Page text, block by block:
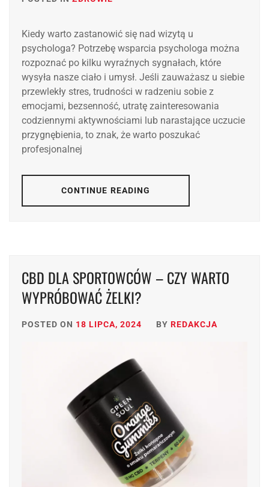
Kiedy warto zastanowić się nad wizytą u
psychologa? Potrzebę wsparcia psychologa można
rozpoznać po kilku wyraźnych sygnałach, które
wysyła nasze ciało i umysł. Jeśli zauważasz u siebie
przewlekły stres, trudności w radzeniu sobie z
emocjami, bezsenność, utratę zainteresowania
codziennymi aktywnościami lub narastające uczucie
przygnębienia, to znak, że warto poszukać
profesjonalnej
CONTINUE READING
CBD DLA SPORTOWCÓW – CZY WARTO
WYPRÓBOWAĆ ŻELKI?
POSTED ON 18 LIPCA, 2024 BY REDAKCJA